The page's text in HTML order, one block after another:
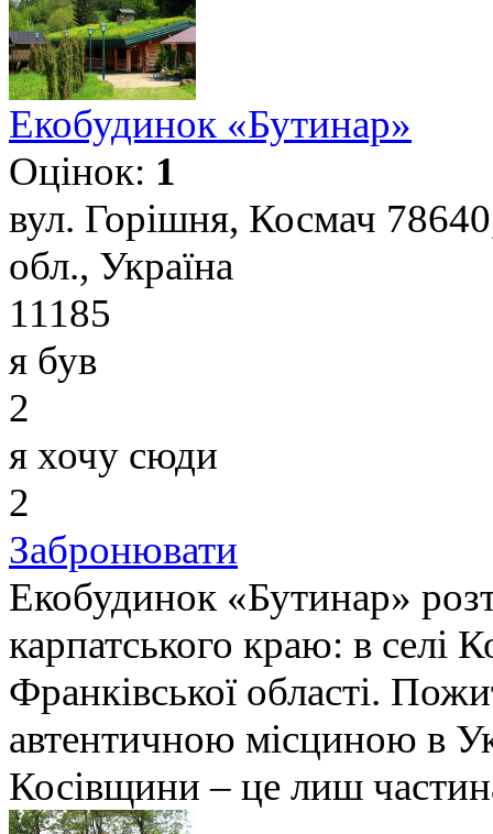
Екобудинок «Бутинар»
Оцінок: 1
вул. Горішня, Космач
обл., Україна
11185
я був
2
я хочу сюди
2
Забронювати
Екобудинок «Бутинар»
карпатського краю: в селі
Франківської області.
автентичною місциною в
Косівщини – це лиш